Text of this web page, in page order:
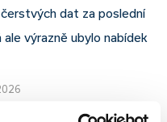
dat za poslední
výrazně ubylo nabídek